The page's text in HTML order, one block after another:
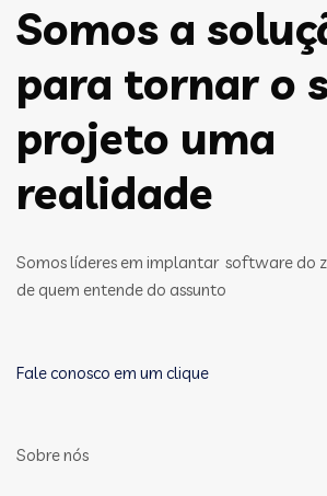
Somos a
para tornar o
projeto uma
realidade
Somos líderes em implantar software do
de quem entende do assunto
Fale conosco em um clique
Sobre nós